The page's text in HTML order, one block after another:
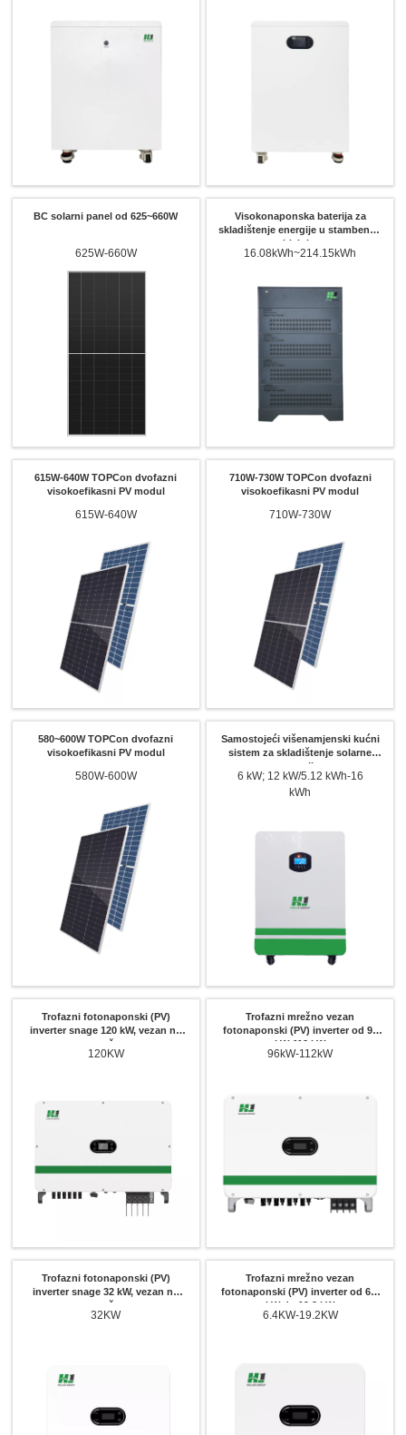
BC solarni panel od 625~660W
625W-660W
Visokonaponska baterija za
skladištenje energije u stambenim
objektima
16.08kWh~214.15kWh
615W-640W TOPCon dvofazni
visokoefikasni PV modul
615W-640W
710W-730W TOPCon dvofazni
visokoefikasni PV modul
710W-730W
580~600W TOPCon dvofazni
visokoefikasni PV modul
580W-600W
Samostojeći višenamjenski kućni
sistem za skladištenje solarne
energije
6 kW; 12 kW/5.12 kWh-16
kWh
Trofazni fotonaponski (PV)
inverter snage 120 kW, vezan na
mrežu
120KW
Trofazni mrežno vezan
fotonaponski (PV) inverter od 96
kW-112 kW
96kW-112kW
Trofazni fotonaponski (PV)
inverter snage 32 kW, vezan na
mrežu
32KW
Trofazni mrežno vezan
fotonaponski (PV) inverter od 6.4
kW do 19.2 kW
6.4KW-19.2KW